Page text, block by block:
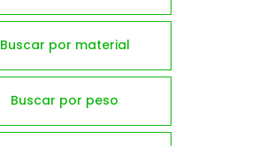
Buscar por material
Buscar por peso